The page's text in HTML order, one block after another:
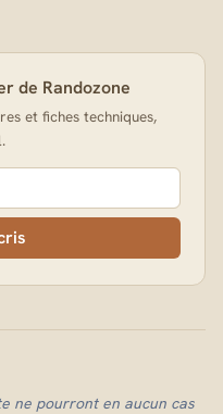
de Randozone
et fiches techniques,
ne pourront en aucun cas